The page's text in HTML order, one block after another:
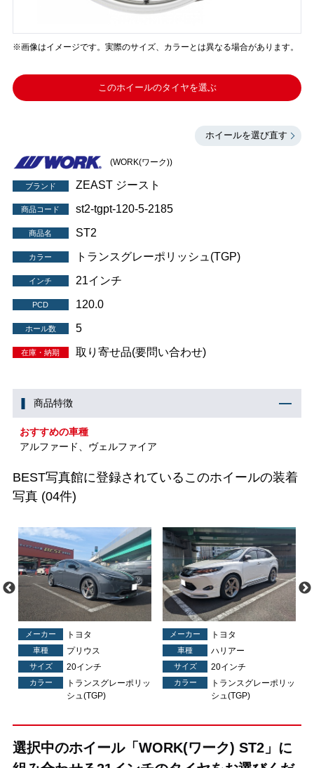
※画像はイメージです。実際のサイズ、カラーとは異なる場合があります。
このホイールのタイヤを選ぶ
ホイールを選び直す
(WORK(ワーク))
ブランド ZEAST ジースト
商品コード st2-tgpt-120-5-2185
商品名 ST2
カラー トランスグレーポリッシュ(TGP)
インチ 21インチ
PCD 120.0
ホール数 5
在庫・納期 取り寄せ品(要問い合わせ)
商品特徴
おすすめの車種
アルファード、ヴェルファイア
BEST写真館に登録されているこのホイールの装着
写真(04件)
メーカー トヨタ
車種 プリウス
サイズ 20インチ
カラー
トランスグレーポリッ
シュ(TGP)
メーカー トヨタ
車種 ハリアー
サイズ 20インチ
カラー
トランスグレーポリッ
シュ(TGP)
選択中のホイール「WORK(ワーク) ST2」に